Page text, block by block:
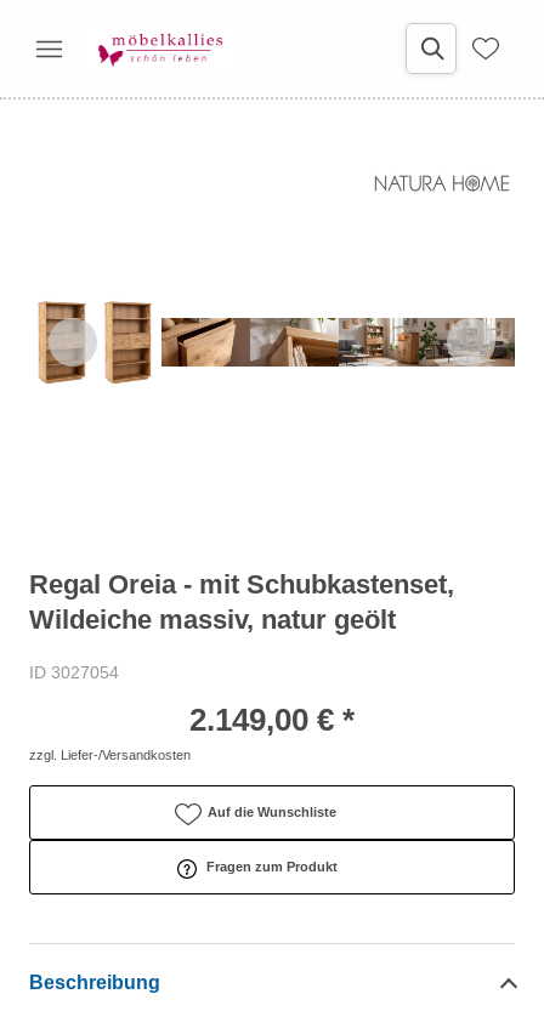
Regal Oreia - mit Schubkastenset,
Wildeiche massiv, natur geölt
ID 3027054
2.149,00 € *
zzgl. Liefer-/Versandkosten
Auf die Wunschliste
Fragen zum Produkt
Beschreibung